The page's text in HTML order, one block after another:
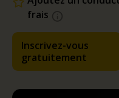
frais
Inscrivez-vous
gratuitement